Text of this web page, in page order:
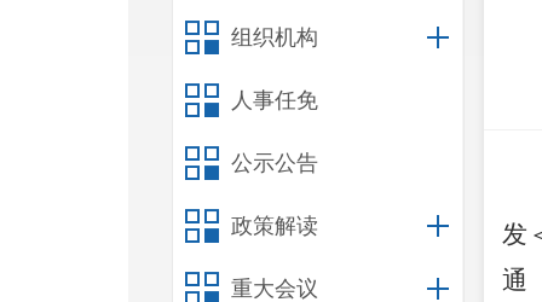
组织机构
人事任免
公示公告
政策解读
重大会议
发
通